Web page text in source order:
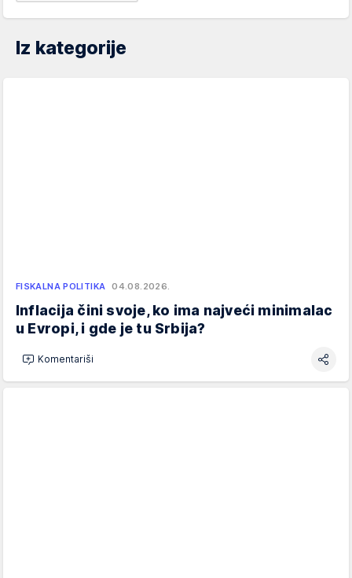
Iz kategorije
FISKALNA POLITIKA 04.08.2026.
Inflacija čini svoje, ko ima najveći minimalac
u Evropi, i gde je tu Srbija?
Komentariši